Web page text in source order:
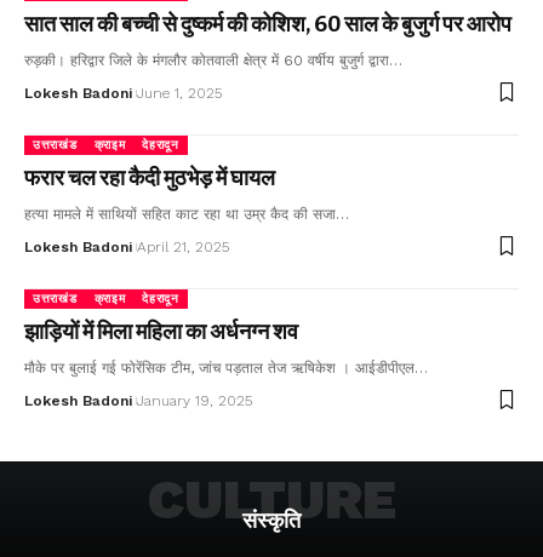
सात साल की बच्ची से दुष्कर्म की कोशिश, 60 साल के बुजुर्ग पर आरोप
रुड़की। हरिद्वार जिले के मंगलौर कोतवाली क्षेत्र में 60 वर्षीय बुजुर्ग द्वारा…
Lokesh Badoni June 1, 2025
उत्तराखंड क्राइम देहरादून
फरार चल रहा कैदी मुठभेड़ में घायल
हत्या मामले में साथियों सहित काट रहा था उम्र कैद की सजा…
Lokesh Badoni April 21, 2025
उत्तराखंड क्राइम देहरादून
झाड़ियों में मिला महिला का अर्धनग्न शव
मौके पर बुलाई गई फोरेंसिक टीम, जांच पड़ताल तेज ऋषिकेश । आईडीपीएल…
Lokesh Badoni January 19, 2025
संस्कृति
CULTURE